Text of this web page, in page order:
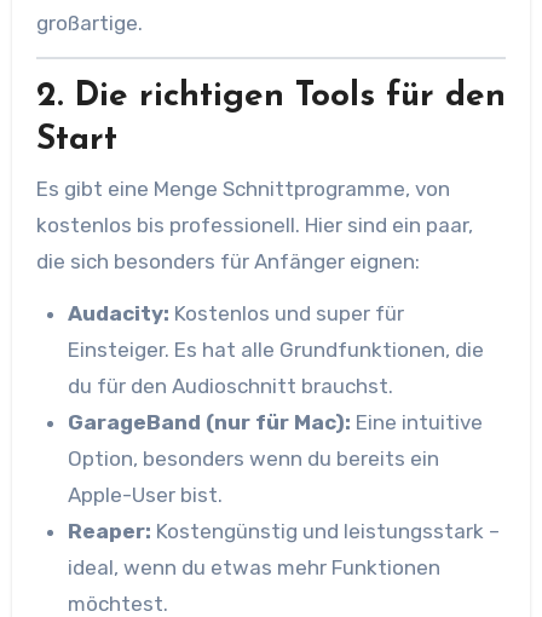
großartige.
2. Die richtigen Tools für den
Start
Es gibt eine Menge Schnittprogramme, von
kostenlos bis professionell. Hier sind ein paar,
die sich besonders für Anfänger eignen:
Audacity: Kostenlos und super für
Einsteiger. Es hat alle Grundfunktionen, die
du für den Audioschnitt brauchst.
GarageBand (nur für Mac): Eine intuitive
Option, besonders wenn du bereits ein
Apple-User bist.
Reaper: Kostengünstig und leistungsstark –
ideal, wenn du etwas mehr Funktionen
möchtest.